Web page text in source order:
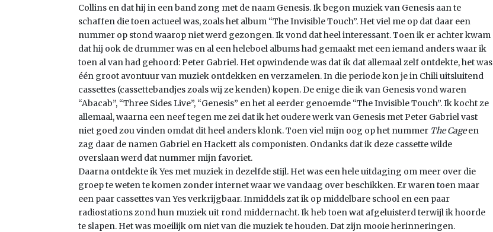
Collins en dat hij in een band zong met de naam Genesis. Ik begon muziek van Genesis aan te
schaffen die toen actueel was, zoals het album “The Invisible Touch”. Het viel me op dat daar een
nummer op stond waarop niet werd gezongen. Ik vond dat heel interessant. Toen ik er achter kwam
dat hij ook de drummer was en al een heleboel albums had gemaakt met een iemand anders waar ik
toen al van had gehoord: Peter Gabriel. Het opwindende was dat ik dat allemaal zelf ontdekte, het was
één groot avontuur van muziek ontdekken en verzamelen. In die periode kon je in Chili uitsluitend
cassettes (cassettebandjes zoals wij ze kenden) kopen. De enige die ik van Genesis vond waren
“Abacab”, “Three Sides Live”, “Genesis” en het al eerder genoemde “The Invisible Touch”. Ik kocht ze
allemaal, waarna een neef tegen me zei dat ik het oudere werk van Genesis met Peter Gabriel vast
niet goed zou vinden omdat dit heel anders klonk. Toen viel mijn oog op het nummer The Cageen
zag daar de namen Gabriel en Hackett als componisten. Ondanks dat ik deze cassette wilde
overslaan werd dat nummer mijn favoriet.
Daarna ontdekte ik Yes met muziek in dezelfde stijl. Het was een hele uitdaging om meer over die
groep te weten te komen zonder internet waar we vandaag over beschikken. Er waren toen maar
een paar cassettes van Yes verkrijgbaar. Inmiddels zat ik op middelbare school en een paar
radiostations zond hun muziek uit rond middernacht. Ik heb toen wat afgeluisterd terwijl ik hoorde
te slapen. Het was moeilijk om niet van die muziek te houden. Dat zijn mooie herinneringen.